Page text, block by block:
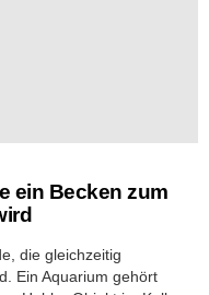
ein Becken zum
die gleichzeitig
Ein Aquarium gehört